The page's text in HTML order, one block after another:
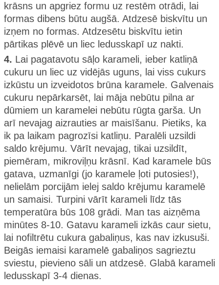
krāsns un apgriez formu uz restēm otrādi, lai
formas dibens būtu augšā. Atdzesē biskvītu un
izņem no formas. Atdzesētu biskvītu ietin
pārtikas plēvē un liec ledusskapī uz nakti.
4. Lai pagatavotu sāļo karameli, ieber katliņā
cukuru un liec uz vidējās uguns, lai viss cukurs
izkūstu un izveidotos brūna karamele. Galvenais
cukuru nepārkarsēt, lai māja nebūtu pilna ar
dūmiem un karamelei nebūtu rūgta garša. Un
arī nevajag aizrauties ar maisīšanu. Pietiks, ka
ik pa laikam pagrozīsi katliņu. Paralēli uzsildi
saldo krējumu. Vārīt nevajag, tikai uzsildīt,
piemēram, mikroviļņu krāsnī. Kad karamele būs
gatava, uzmanīgi (jo karamele ļoti putosies!),
nelielām porcijām ielej saldo krējumu karamelē
un samaisi. Turpini vārīt karameli līdz tās
temperatūra būs 108 grādi. Man tas aizņēma
minūtes 8-10. Gatavu karameli izkās caur sietu,
lai nofiltrētu cukura gabaliņus, kas nav izkusuši.
Beigās iemaisi karamelē gabaliņos sagrieztu
sviestu, pievieno sāli un atdzesē. Glabā karameli
ledusskapī 3-4 dienas.